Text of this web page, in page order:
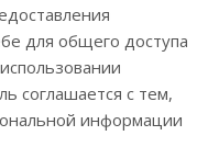
для общего доступа
соглашается с тем,
информации